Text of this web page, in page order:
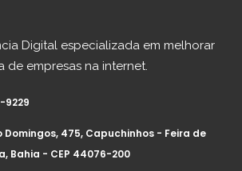
Digital especializada em melhorar
de empresas na internet.
9229
Domingos, 475, Capuchinhos - Feira de
Bahia - CEP 44076-200